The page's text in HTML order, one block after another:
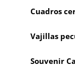
Cuadros
Vajillas
Souvenir